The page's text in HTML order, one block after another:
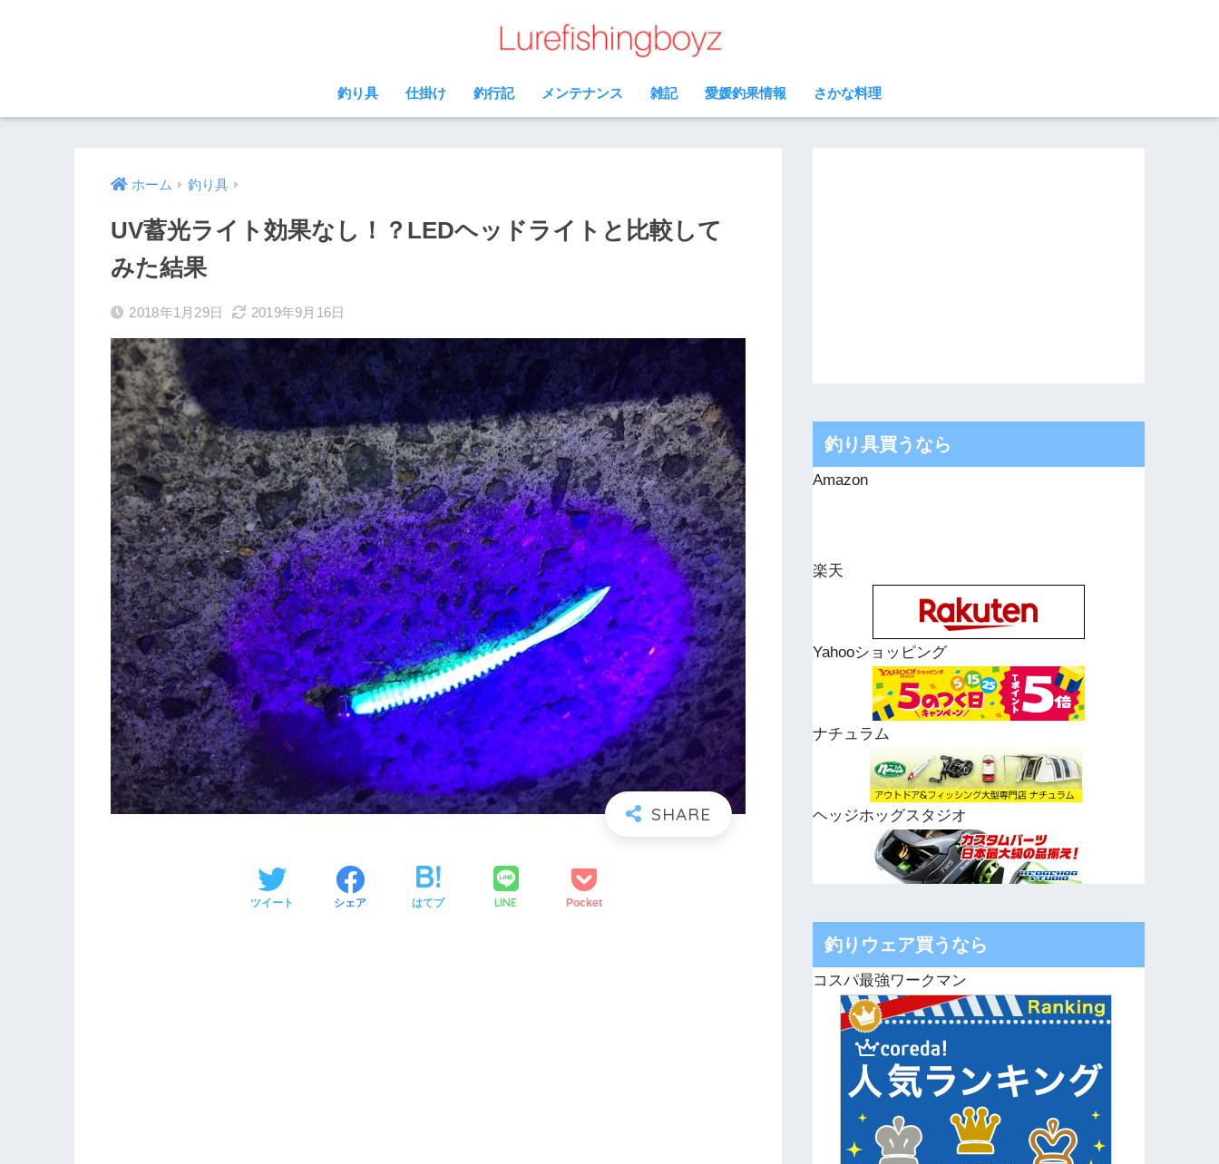
釣り具 仕掛け 釣行記 メンテナンス 雑記 愛媛釣果情報 さかな料理
ホーム 釣り具
UV蓄光ライト効果なし！？LEDヘッドライトと比較して
みた結果
2018年1月29日 2019年9月16日
ツイート シェア はてブ LINE Pocket
釣り具買うなら
Amazon
楽天
Yahooショッピング
ナチュラム
ヘッジホッグスタジオ
釣りウェア買うなら
コスパ最強ワークマン